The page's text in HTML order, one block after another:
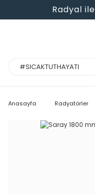
Radyal ile
Anasayfa Radyatörler